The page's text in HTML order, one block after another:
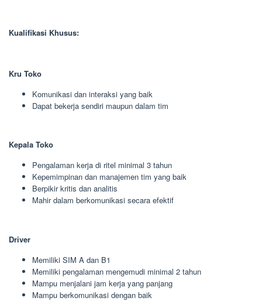
Kualifikasi Khusus:
Kru Toko
Komunikasi dan interaksi yang baik
Dapat bekerja sendiri maupun dalam tim
Kepala Toko
Pengalaman kerja di ritel minimal 3 tahun
Kepemimpinan dan manajemen tim yang baik
Berpikir kritis dan analitis
Mahir dalam berkomunikasi secara efektif
Driver
Memiliki SIM A dan B1
Memiliki pengalaman mengemudi minimal 2 tahun
Mampu menjalani jam kerja yang panjang
Mampu berkomunikasi dengan baik